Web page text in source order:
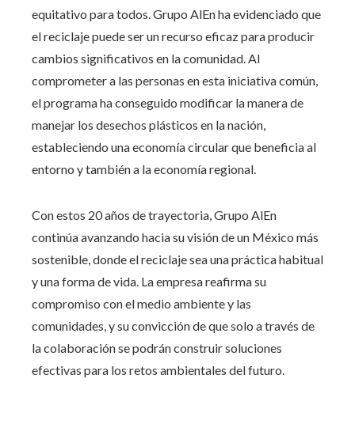
equitativo para todos. Grupo AlEn ha evidenciado que
el reciclaje puede ser un recurso eficaz para producir
cambios significativos en la comunidad. Al
comprometer a las personas en esta iniciativa común,
el programa ha conseguido modificar la manera de
manejar los desechos plásticos en la nación,
estableciendo una economía circular que beneficia al
entorno y también a la economía regional.
Con estos 20 años de trayectoria, Grupo AlEn
continúa avanzando hacia su visión de un México más
sostenible, donde el reciclaje sea una práctica habitual
y una forma de vida. La empresa reafirma su
compromiso con el medio ambiente y las
comunidades, y su convicción de que solo a través de
la colaboración se podrán construir soluciones
efectivas para los retos ambientales del futuro.